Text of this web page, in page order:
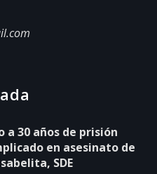
a 30 años de prisión
en asesinato de
SDE